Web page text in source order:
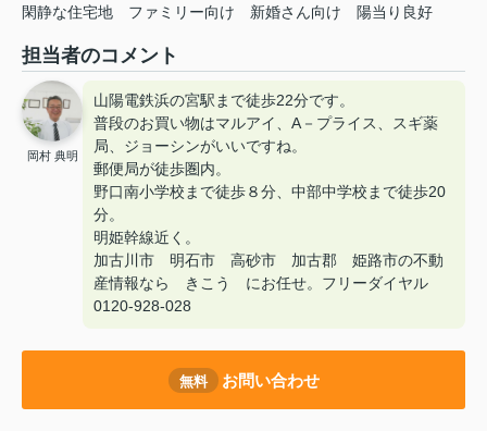
閑静な住宅地 ファミリー向け 新婚さん向け 陽当り良好
担当者のコメント
岡村 典明
山陽電鉄浜の宮駅まで徒歩22分です。
普段のお買い物はマルアイ、A－プライス、スギ薬
局、ジョーシンがいいですね。
郵便局が徒歩圏内。
野口南小学校まで徒歩８分、中部中学校まで徒歩20
分。
明姫幹線近く。
加古川市 明石市 高砂市 加古郡 姫路市の不動
産情報なら きこう にお任せ。フリーダイヤル
0120-928-028
無料 お問い合わせ